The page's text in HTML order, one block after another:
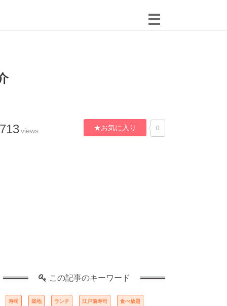
views ★お気に入り 0
この記事のキーワード
寿司 築地 ランチ 江戸前寿司 食べ放題